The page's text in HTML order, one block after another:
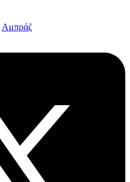
Αμπράζ